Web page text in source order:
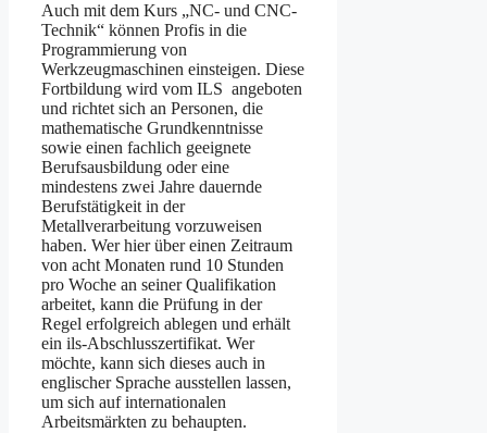
Auch mit dem Kurs „NC- und CNC-
Technik“ können Profis in die
Programmierung von
Werkzeugmaschinen einsteigen. Diese
Fortbildung wird vom ILS angeboten
und richtet sich an Personen, die
mathematische Grundkenntnisse
sowie einen fachlich geeignete
Berufsausbildung oder eine
mindestens zwei Jahre dauernde
Berufstätigkeit in der
Metallverarbeitung vorzuweisen
haben. Wer hier über einen Zeitraum
von acht Monaten rund 10 Stunden
pro Woche an seiner Qualifikation
arbeitet, kann die Prüfung in der
Regel erfolgreich ablegen und erhält
ein ils-Abschlusszertifikat. Wer
möchte, kann sich dieses auch in
englischer Sprache ausstellen lassen,
um sich auf internationalen
Arbeitsmärkten zu behaupten.